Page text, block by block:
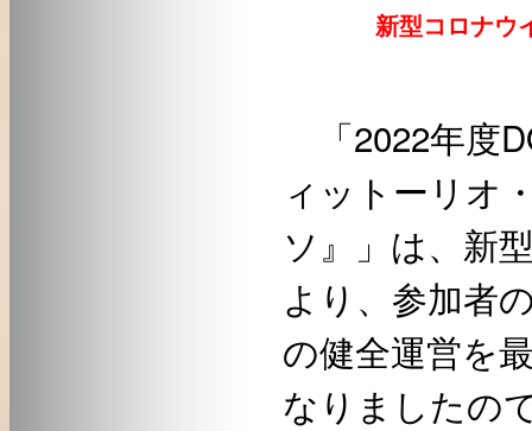
新型コロナウ
「2022年度
ィットーリオ
ソ』」は、新
より、参加者
の健全運営を
なりましたの